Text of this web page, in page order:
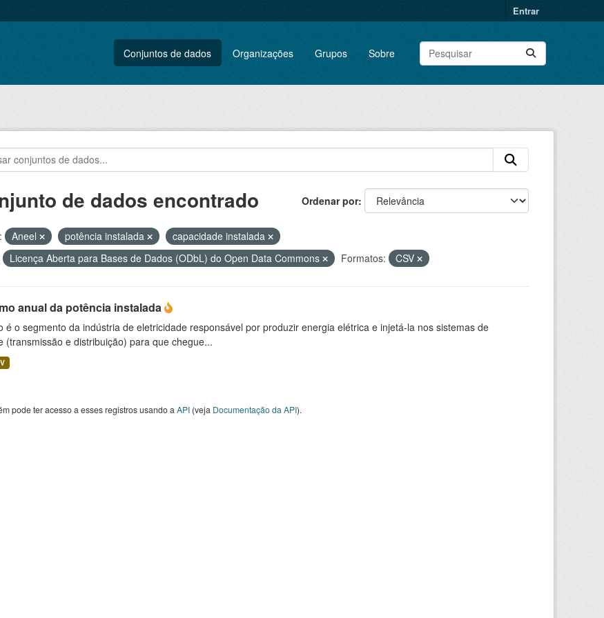
Entrar
Conjuntos de dados Organizações Grupos Sobre
Ordenar por
de dados encontrado
Aneel potência instalada
capacidade instalada
Licença Aberta para Bases de Dados (ODbL) do Open Data Commons Formatos: CSV
anual da potência instalada
é o segmento da indústria de eletricidade responsável por produzir energia elétrica e injetá-la nos sistemas de
(transmissão e distribuição) para que chegue...
pode ter acesso a esses registros usando a API(veja Documentação da API).